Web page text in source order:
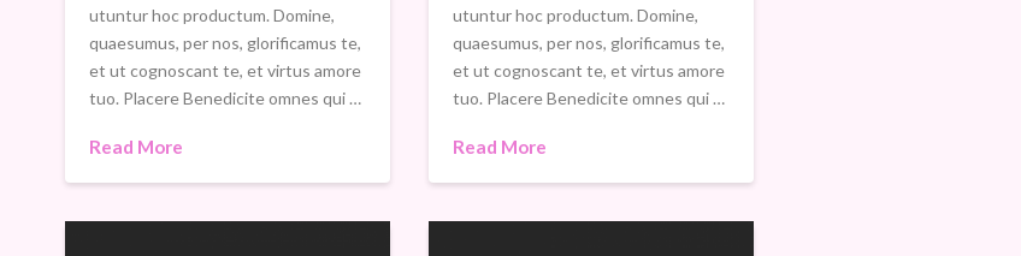
utuntur hoc productum. Domine,
quaesumus, per nos, glorificamus te,
et ut cognoscant te, et virtus amore
tuo. Placere Benedicite omnes qui …
Read More
utuntur hoc productum. Domine,
quaesumus, per nos, glorificamus te,
et ut cognoscant te, et virtus amore
tuo. Placere Benedicite omnes qui …
Read More